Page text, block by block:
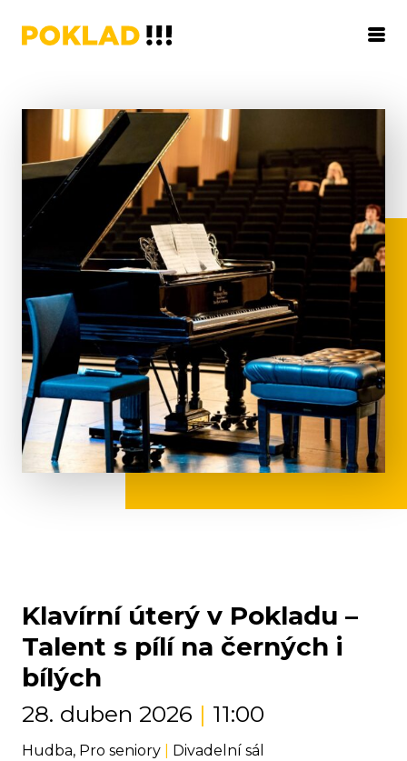
Klavírní úterý v Pokladu –
Talent s pílí na černých i
bílých
28. duben 2026 | 11:00
Hudba, Pro seniory Divadelní sál